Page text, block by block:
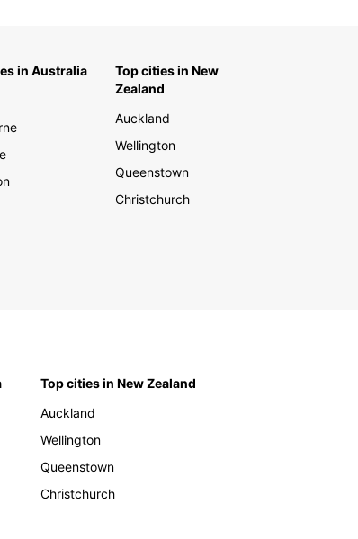
in Australia
Top cities in New
Zealand
Auckland
Wellington
Queenstown
Christchurch
Top cities in New Zealand
Auckland
Wellington
Queenstown
Christchurch